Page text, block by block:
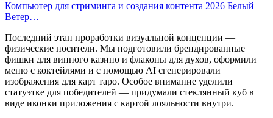
Компьютер для стриминга и создания контента 2026 Белый
Ветер…
Последний этап проработки визуальной концепции —
физические носители. Мы подготовили брендированные
фишки для винного казино и флаконы для духов, оформили
меню с коктейлями и с помощью AI сгенерировали
изображения для карт таро. Особое внимание уделили
статуэтке для победителей — придумали стеклянный куб в
виде иконки приложения с картой лояльности внутри.